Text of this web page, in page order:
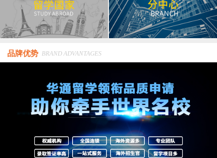
品牌优势 BRAND ADVANTAGES